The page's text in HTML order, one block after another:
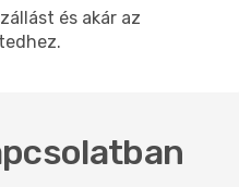
és akár az